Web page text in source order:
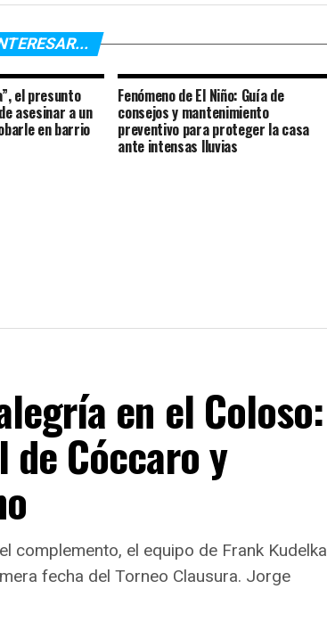
el presunto
asesinar a un
en barrio
Fenómeno de El Niño: Guía de
consejos y mantenimiento
preventivo para proteger la casa
ante intensas lluvias
en el Coloso:
de Cóccaro y
complemento, el equipo de Frank Kudelka
fecha del Torneo Clausura. Jorge